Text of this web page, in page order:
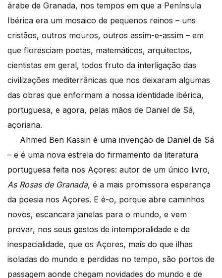
árabe de Granada, nos tempos em que a Península
Ibérica era um mosaico de pequenos reinos – uns
cristãos, outros mouros, outros assim-e-assim – em
que floresciam poetas, matemáticos, arquitectos,
cientistas em geral, todos fruto da interligação das
civilizações mediterrânicas que nos deixaram algumas
das obras que enformam a nossa identidade ibérica,
portuguesa, e agora, pelas mãos de Daniel de Sá,
açoriana.
Ahmed Ben Kassin é uma invenção de Daniel de Sá
– e é uma nova estrela do firmamento da literatura
portuguesa feita nos Açores: autor de um único livro,
As Rosas de Granada, é a mais promissora esperança
da poesia nos Açores. E é-o, porque abre caminhos
novos, escancara janelas para o mundo, e vem
provar, nos seus gestos de intemporalidade e de
inespacialidade, que os Açores, mais do que ilhas
isoladas do mundo e perdidas no tempo, são portos de
passagem aonde chegam novidades do mundo e de